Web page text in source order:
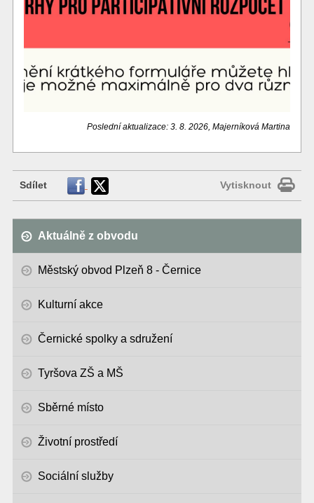
Poslední aktualizace: 3. 8. 2026, Majerníková Martina
Sdílet Vytisknout
Aktuálně z obvodu
Městský obvod Plzeň 8 - Černice
Kulturní akce
Černické spolky a sdružení
Tyršova ZŠ a MŠ
Sběrné místo
Životní prostředí
Sociální služby